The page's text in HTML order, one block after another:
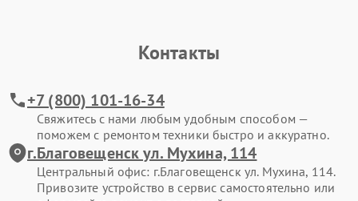
Контакты
+7 (800) 101-16-34
Свяжитесь с нами любым удобным способом —
поможем с ремонтом техники быстро и аккуратно.
г.Благовещенск ул. Мухина, 114
Центральный офис: г.Благовещенск ул. Мухина, 114.
Привозите устройство в сервис самостоятельно или